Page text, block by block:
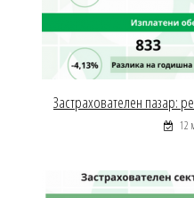
Застрахователен пазар:
12